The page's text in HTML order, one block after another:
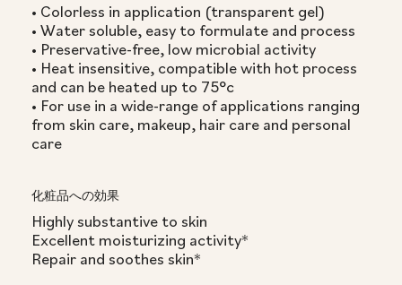
• Colorless in application (transparent gel)
• Water soluble, easy to formulate and process
• Preservative-free, low microbial activity
• Heat insensitive, compatible with hot process
and can be heated up to 75°c
• For use in a wide-range of applications ranging
from skin care, makeup, hair care and personal
care
化粧品への効果
Highly substantive to skin
Excellent moisturizing activity*
Repair and soothes skin*